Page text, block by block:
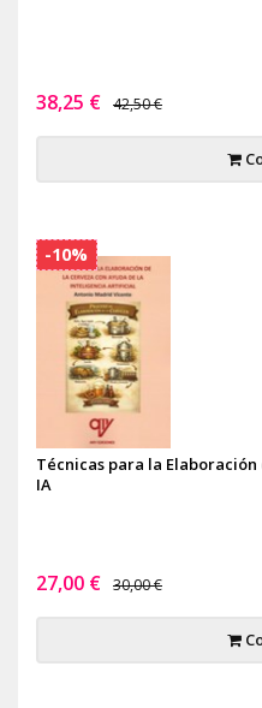
38,25 € 42,50 €
Técnicas para la
IA
27,00 € 30,00 €
-10%